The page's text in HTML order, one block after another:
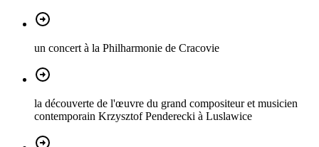
un concert à la Philharmonie de Cracovie
la découverte de l'œuvre du grand compositeur et musicien
contemporain Krzysztof Penderecki à Luslawice